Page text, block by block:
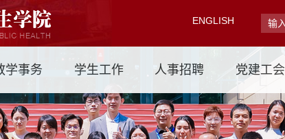
ENGLISH
学事务 学生工作 人事招聘 党建工会